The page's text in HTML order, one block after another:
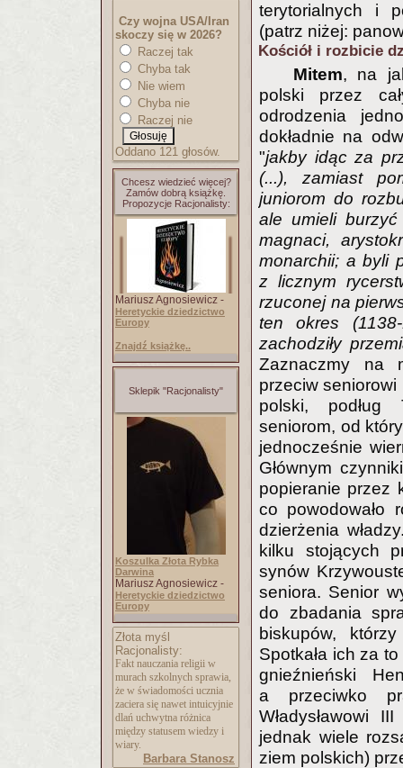
Czy wojna USA/Iran
skoczy się w 2026?
Raczej tak
Chyba tak
Nie wiem
Chyba nie
Raczej nie
Oddano 121 głosów.
Chcesz wiedzieć więcej?
Zamów dobrą książkę.
Propozycje Racjonalisty:
Mariusz Agnosiewicz -
Heretyckie dziedzictwo
Europy
Znajdź książkę..
Sklepik "Racjonalisty"
Koszulka Złota Rybka
Darwina
Mariusz Agnosiewicz -
Heretyckie dziedzictwo
Europy
Złota myśl
Racjonalisty:
Fakt nauczania religii w
murach szkolnych sprawia,
że w świadomości ucznia
zaciera się nawet intuicyjnie
dlań uchwytna różnica
między statusem wiedzy i
wiary.
Barbara Stanosz
terytorialnych i
(patrz niżej:
Kościół i rozbicie
Mitem, na
polski przez
odrodzenia
dokładnie na
"jakby idąc za
(...), zamiast
juniorom do
ale umieli
magnaci,
monarchii; a byli
z licznym
rzuconej na
ten okres
zachodziły
Zaznaczmy na
przeciw seniorowi
polski, podług
seniorom, od
jednocześnie
Głównym
popieranie przez
co powodowało
dzierżenia
kilku stojących
synów
seniora. Senior
do zbadania
biskupów,
Spotkała ich za
gnieźnieński
a przeciwko
Władysławowi
jednak wiele
ziem polskich)